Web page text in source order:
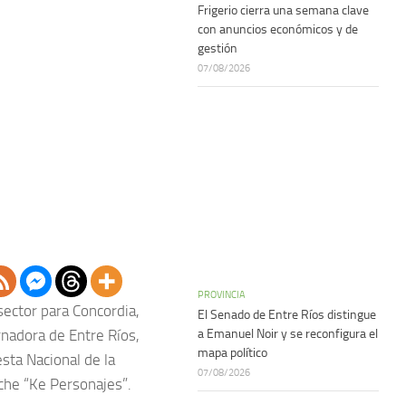
para Concordia,
de Entre Ríos,
Nacional de la
“Ke Personajes”.
Frigerio cierra una semana clave
con anuncios económicos y de
gestión
07/08/2026
PROVINCIA
El Senado de Entre Ríos distingue
a Emanuel Noir y se reconfigura el
mapa político
07/08/2026